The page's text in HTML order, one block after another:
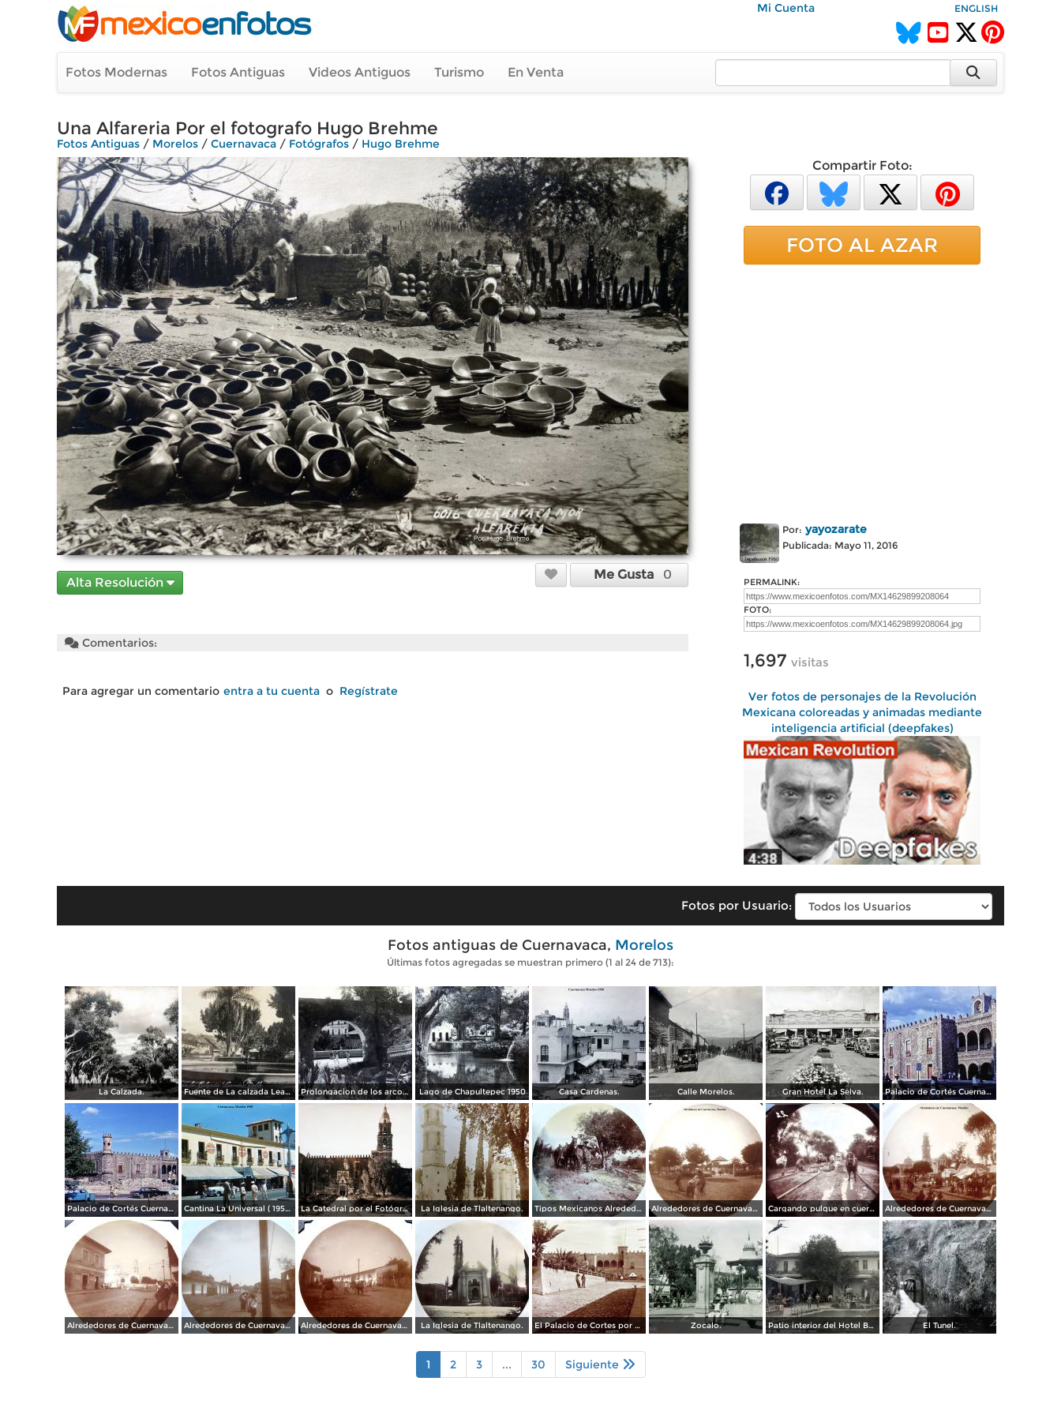
Mi Cuenta ENGLISH
Fotos Modernas Fotos Antiguas Videos Antiguos Turismo En Venta
Una Alfareria Por el fotografo Hugo Brehme
Fotos Antiguas / Morelos / Cuernavaca / Fotógrafos / Hugo Brehme
Alta Resolución
Me Gusta 0
Comentarios:
Para agregar un comentario entra a tu cuenta o Regístrate
Compartir Foto:
FOTO AL AZAR
Por: yayozarate
Publicada: Mayo 11, 2016
PERMALINK:
FOTO:
1,697 visitas
Ver fotos de personajes de la Revolución
Mexicana coloreadas y animadas mediante
inteligencia artificial (deepfakes)
Fotos por Usuario:
Fotos antiguas de Cuernavaca, Morelos
Últimas fotos agregadas se muestran primero (1 al 24 de 713):
La Calzada. Fuente de La calzada Leandro Valle. Prolongacion de los arcos de Guadalupe. Lago de Chapultepec 1950 Casa Cardenas. Calle Morelos. Gran Hotel La Selva. Palacio de Cortés Cuernavaca Morelos 1967
Palacio de Cortés Cuernavaca Morelos 1967 Cantina La Universal ( 1950 ). La Catedral por el Fotógrafo Hugo Brehme. La Iglesia de Tlaltenango. Tipos Mexicanos Alrededores de Cuernavaca Morelos.. Alrededores de Cuernavaca Morelos. Cargando pulque en cueros de puerco Alrededores de Cuernavaca Morelos. Alrededores de Cuernavaca Morelos.
Alrededores de Cuernavaca Morelos. Alrededores de Cuernavaca Morelos. Alrededores de Cuernavaca Morelos. La Iglesia de Tlaltenango. El Palacio de Cortes por el Fotógrafo Windfield Scott. Zocalo. Patio interior del Hotel Banos y Lido, El Tunel.
1 2 3 ... 30 Siguiente